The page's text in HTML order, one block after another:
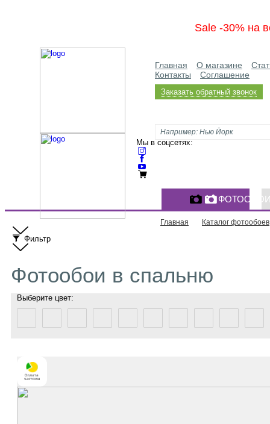
Sale -30% на
Главная О магазине
Контакты
Соглашение
Заказать обратный звонок
Мы в соцсетях:
Главная Каталог фотообоев
Фильтр
Фотообои в спальню
Выберите цвет: